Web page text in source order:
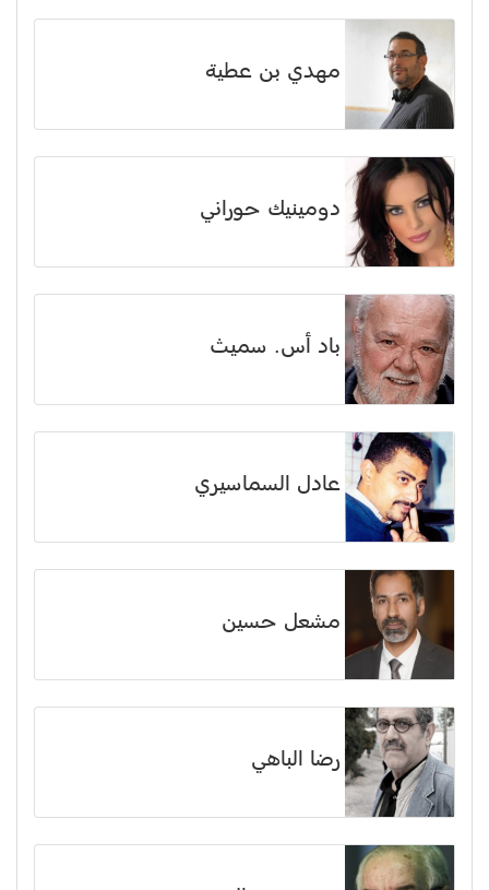
مهدي بن عطية
دومينيك حوراني
باد أس. سميث
عادل السماسيري
مشعل حسين
رضا الباهي